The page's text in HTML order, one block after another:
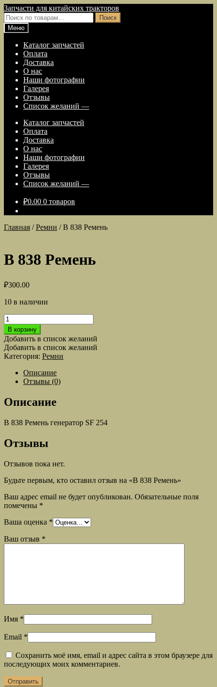
Перейти
к
навигации
Перейти
к
содержимому
Запчасти для китайских тракторов
Искать:
Поиск
Меню
Каталог запчастей
Оплата
Доставка
О нас
Наши фотографии
Галерея
Отзывы
Список желаний —
Каталог запчастей
Оплата
Доставка
О нас
Наши фотографии
Галерея
Отзывы
Список желаний —
₽0.00 0 товаров
Главная /Ремни /B 838 Ремень
B 838 Ремень
₽300.00
10 в наличии
Количество
товара
B
838
Ремень
В корзину
Добавить в список желаний
Добавить в список желаний
Категория: Ремни
Описание
Отзывы (0)
Описание
B 838 Ремень генератор SF 254
Отзывы
Отзывов пока нет.
Будьте первым, кто оставил отзыв на «B 838 Ремень»
Ваш адрес email не будет опубликован. Обязательные поля
помечены *
Ваша оценка *
Ваш отзыв *
Имя *
Email *
Сохранить моё имя, email и адрес сайта в этом браузере для
последующих моих комментариев.